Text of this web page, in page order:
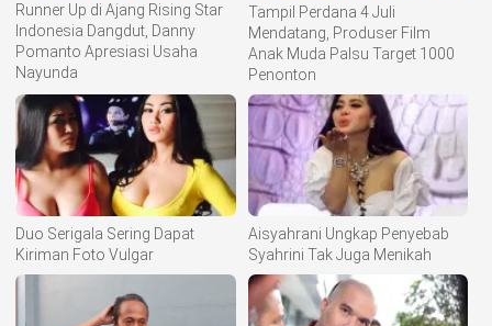
Runner Up di Ajang Rising Star
Indonesia Dangdut, Danny
Pomanto Apresiasi Usaha
Nayunda
Tampil Perdana 4 Juli
Mendatang, Produser Film
Anak Muda Palsu Target 1000
Penonton
Duo Serigala Sering Dapat
Kiriman Foto Vulgar
Aisyahrani Ungkap Penyebab
Syahrini Tak Juga Menikah